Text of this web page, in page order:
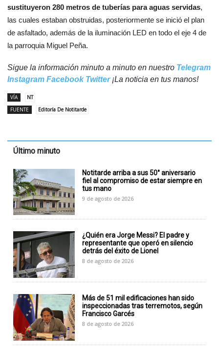
sustituyeron 280 metros de tuberías para aguas servidas,
las cuales estaban obstruidas, posteriormente se inició el plan
de asfaltado, además de la iluminación LED en todo el eje 4 de
la parroquia Miguel Peña.
Sigue la información minuto a minuto en nuestro Telegram
Instagram Facebook Twitter¡La noticia en tus manos!
VÍA
NT
FUENTE
Editoría De Notitarde
Último minuto
Notitarde arriba a sus 50° aniversario
fiel al compromiso de estar siempre en
tus mano
9 de agosto de 2026
¿Quién era Jorge Messi? El padre y
representante que operó en silencio
detrás del éxito de Lionel
8 de agosto de 2026
Más de 51 mil edificaciones han sido
inspeccionadas tras terremotos, según
Francisco Garcés
8 de agosto de 2026